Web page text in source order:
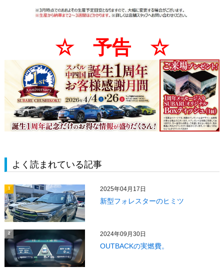
☆ 予告 ☆
よく読まれている記事
1 2025年04月17日
新型フォレスターのヒミツ
2 2024年09月30日
OUTBACKの実燃費。